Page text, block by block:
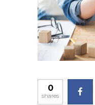
0
shares